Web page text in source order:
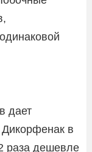
дает
Дикорфенак в
раза дешевле